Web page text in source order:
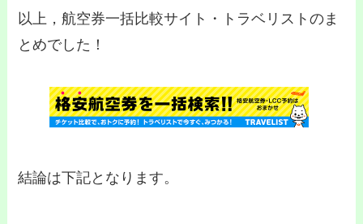
以上，航空券一括比較サイト・トラベリストのま
とめでした！
結論は下記となります。